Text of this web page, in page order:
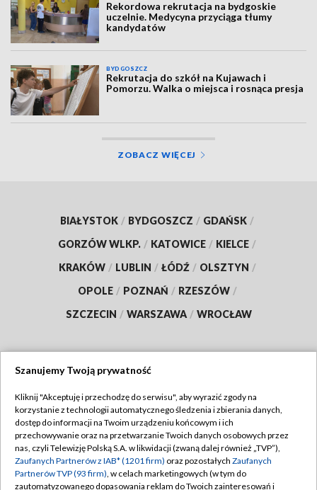
Rekordowa rekrutacja na bydgoskie
uczelnie. Medycyna przyciąga tłumy
kandydatów
BYDGOSZCZ
Rekrutacja do szkół na Kujawach i
Pomorzu. Walka o miejsca i rosnąca presja
ZOBACZ WIĘCEJ
BIAŁYSTOK / BYDGOSZCZ / GDAŃSK /
GORZÓW WLKP. / KATOWICE / KIELCE /
KRAKÓW / LUBLIN / ŁÓDŹ / OLSZTYN /
OPOLE / POZNAŃ / RZESZÓW /
SZCZECIN / WARSZAWA / WROCŁAW
TVP
Abonament TVP
Emisja w TVP
Centrum informacji TVP
Regulamin TVP
Polityka prywatności
Moje zgody
Szanujemy Twoją prywatność
Kliknij "Akceptuję i przechodzę do serwisu", aby wyrazić zgody na
korzystanie z technologii automatycznego śledzenia i zbierania danych,
dostęp do informacji na Twoim urządzeniu końcowym i ich
przechowywanie oraz na przetwarzanie Twoich danych osobowych przez
nas, czyli Telewizję Polską S.A. w likwidacji (zwaną dalej również „TVP”),
Zaufanych Partnerów z IAB* (1201 firm) oraz pozostałych Zaufanych
Partnerów TVP (93 firm), w celach marketingowych (w tym do
zautomatyzowanego dopasowania reklam do Twoich zainteresowań i